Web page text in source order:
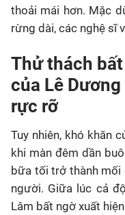
thoải mái hơn. Mặc
rừng dài, các nghệ sĩ
Thử thách
của Lê
rực rỡ
Tuy nhiên, khó khăn
khi màn đêm dần
bữa tối trở thành mối
người. Giữa lúc cả
Lâm bất ngờ xuất